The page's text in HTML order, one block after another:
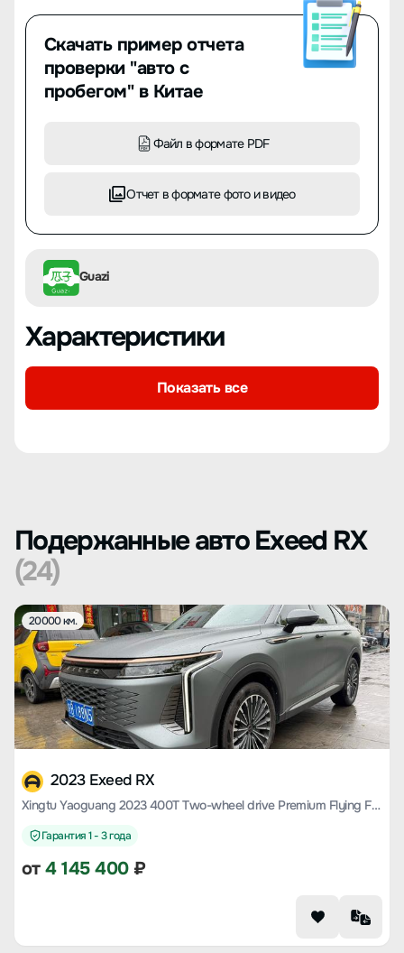
Скачать пример отчета
проверки "авто с
пробегом" в Китае
Файл в формате PDF
Отчет в формате фото и видео
Guazi
Характеристики
Показать все
Подержанные авто Exeed RX
(24)
20000 км.
2023 Exeed RX
Xingtu Yaoguang 2023 400T Two-wheel drive Premium Flying Fish Version
Гарантия 1 - 3 года
от4 145 400₽